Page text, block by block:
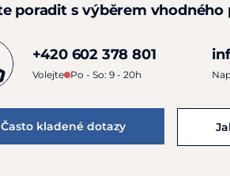
poradit s výběrem vhodného
+420 602 378 801
Volejte Po - So: 9 - 20h
Často kladené dotazy